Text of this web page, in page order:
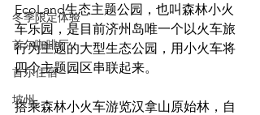
冬季限定体验
首尔咖啡厅
首尔住宿
坡州
EcoLand生态主题公园，也叫森林小火
车乐园，是目前济州岛唯一个以火车旅
行为主题的大型生态公园，用小火车将
四个主题园区串联起来。
搭乘森林小火车游览汉拿山原始林，自